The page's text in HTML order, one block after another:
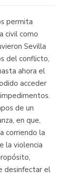
permita
civil como
Sevilla
del conflicto,
ahora el
acceder
de un
en que,
corriendo la
la violencia
el